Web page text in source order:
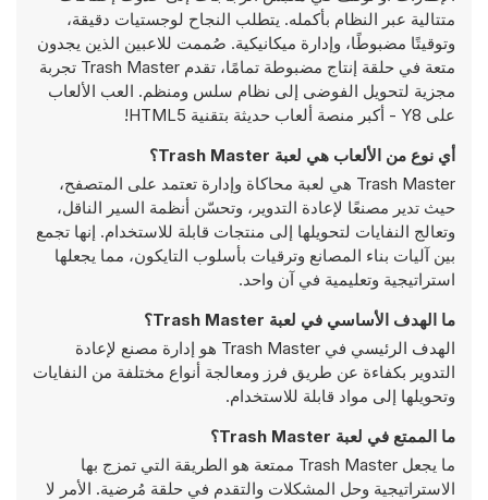
متتالية عبر النظام بأكمله. يتطلب النجاح لوجستيات دقيقة،
وتوقيتًا مضبوطًا، وإدارة ميكانيكية. صُممت للاعبين الذين يجدون
متعة في حلقة إنتاج مضبوطة تمامًا، تقدم Trash Master تجربة
مجزية لتحويل الفوضى إلى نظام سلس ومنظم. العب الألعاب
على Y8 - أكبر منصة ألعاب حديثة بتقنية HTML5!
أي نوع من الألعاب هي لعبة Trash Master؟
Trash Master هي لعبة محاكاة وإدارة تعتمد على المتصفح،
حيث تدير مصنعًا لإعادة التدوير، وتحسّن أنظمة السير الناقل،
وتعالج النفايات لتحويلها إلى منتجات قابلة للاستخدام. إنها تجمع
بين آليات بناء المصانع وترقيات بأسلوب التايكون، مما يجعلها
استراتيجية وتعليمية في آن واحد.
ما الهدف الأساسي في لعبة Trash Master؟
الهدف الرئيسي في Trash Master هو إدارة مصنع لإعادة
التدوير بكفاءة عن طريق فرز ومعالجة أنواع مختلفة من النفايات
وتحويلها إلى مواد قابلة للاستخدام.
ما الممتع في لعبة Trash Master؟
ما يجعل Trash Master ممتعة هو الطريقة التي تمزج بها
الاستراتيجية وحل المشكلات والتقدم في حلقة مُرضية. الأمر لا